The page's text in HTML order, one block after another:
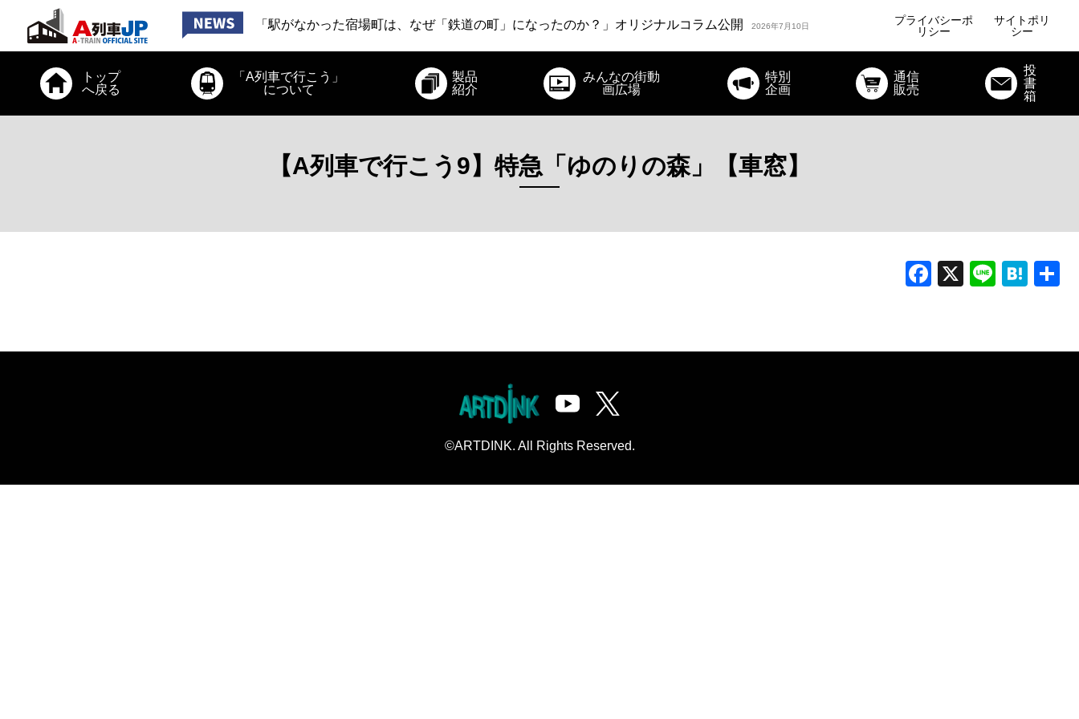
「駅がなかった宿場町は、なぜ「鉄道の町」になったのか？」オリジナルコラム公開 2026年7月10日
「お出かけ、小田急電鉄 ～22世紀・江戸時代・爆発・そしてロマンスカー～」オリジナルコラム公開
「お出かけ、道南いさりび鉄道 ～あえて新幹線から降りてみる旅～」オリジナルコラム公開
プライバシーポ
リシー
サイトポリ
シー
トップ
へ戻る
「A列車で行こう」
について
製品
紹介
みんなの街動
画広場
特別
企画
通信
販売
投
書
箱
【A列車で行こう9】特急「ゆのりの森」【車窓】
Facebook
X Line
©ARTDINK. All Rights Reserved.